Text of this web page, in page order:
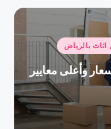
اثاث بالرياض
وأعلى معايير